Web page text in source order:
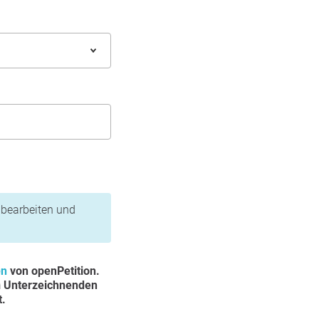
und
von openPetition.